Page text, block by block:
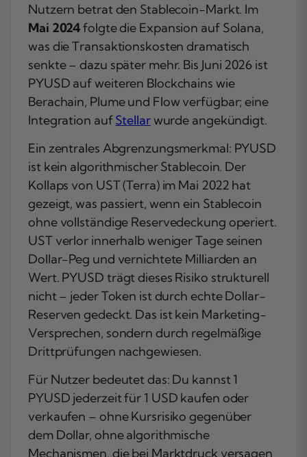
Nutzern betrat den Stablecoin-Markt. Im
Mai 2024folgte die Expansion auf Solana,
was die Transaktionskosten dramatisch
senkte – dazu später mehr. Bis Juni 2026 ist
PYUSD auf weiteren Blockchains wie
Berachain, Plume und Flow verfügbar; eine
Integration aufStellarwurde angekündigt.
Ein zentrales Abgrenzungsmerkmal: PYUSD
ist kein algorithmischer Stablecoin. Der
Kollaps von UST (Terra) im Mai 2022 hat
gezeigt, was passiert, wenn ein Stablecoin
ohne vollständige Reservedeckung operiert.
UST verlor innerhalb weniger Tage seinen
Dollar-Peg und vernichtete Milliarden an
Wert. PYUSD trägt dieses Risiko strukturell
nicht – jeder Token ist durch echte Dollar-
Reserven gedeckt. Das ist kein Marketing-
Versprechen, sondern durch regelmäßige
Drittprüfungen nachgewiesen.
Für Nutzer bedeutet das: Du kannst 1
PYUSD jederzeit für 1 USD kaufen oder
verkaufen – ohne Kursrisiko gegenüber
dem Dollar, ohne algorithmische
Mechanismen, die bei Marktdruck versagen